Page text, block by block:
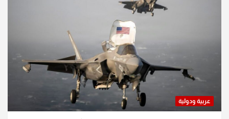
عربية ودولية